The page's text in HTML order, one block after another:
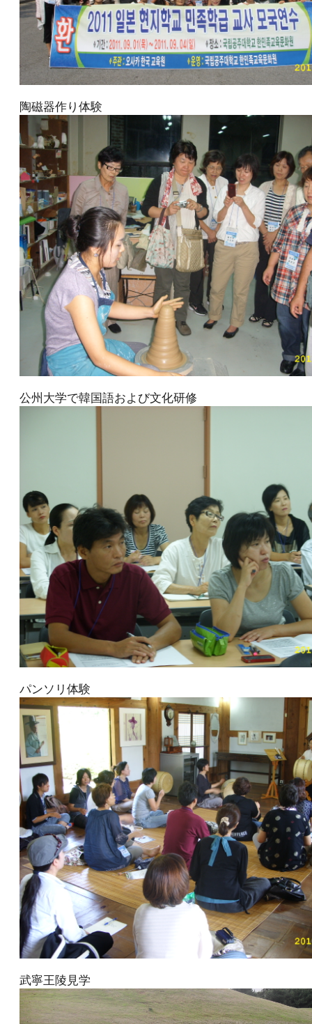
陶磁器作り体験
公州大学で韓国語および文化研修
パンソリ体験
武寧王陵見学